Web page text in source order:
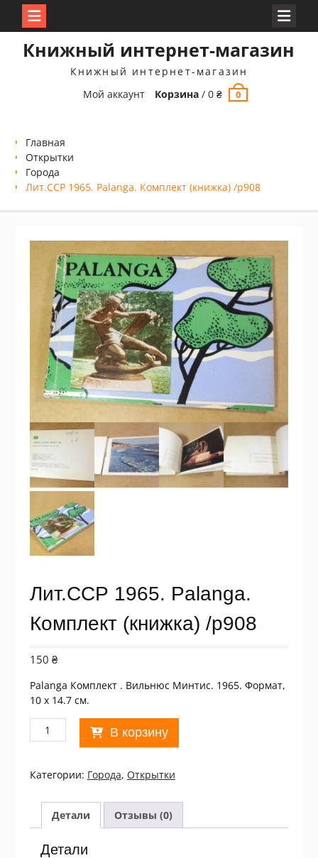
Книжный интернет-магазин
Книжный интернет-магазин
Мой аккаунт
Корзина /0₴ 0
Главная
Открытки
Города
Лит.ССР 1965. Palanga. Комплект (книжка) /р908
Лит.ССР 1965. Palanga.
Комплект (книжка) /р908
150 ₴
Palanga Комплект . Вильнюс Минтис. 1965. Формат,
10 х 14.7 см.
Количество
товара
1965.
Palanga.
Комплект
(книжка)
/
р908
В корзину
Категории: Города, Открытки
Детали Отзывы (0)
Детали